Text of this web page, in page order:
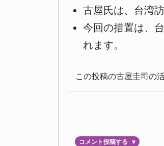
古屋氏は、台湾
今回の措置は、
れます。
この投稿の古屋圭司の活
コメント投稿する ▼